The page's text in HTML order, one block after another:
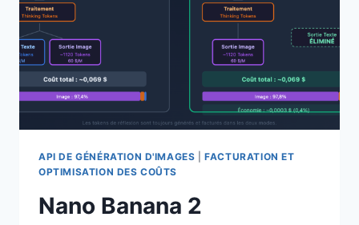
PREMIER
PLAN
DE
COMPENSATION
CAS
D’ÉCHEC
GÉNÉRATION
API DE GÉNÉRATION D'IMAGES |FACTURATION ET
OPTIMISATION DES COÛTS
Nano Banana 2